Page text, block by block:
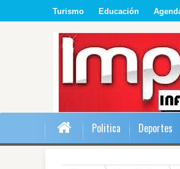
Turismo Educación
Politica Deportes